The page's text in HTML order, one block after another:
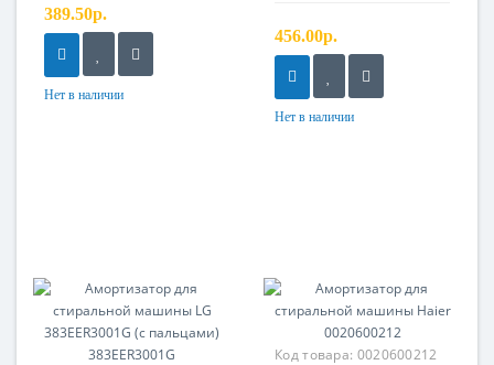
389.50р.
Нет в наличии
456.00р.
Нет в наличии
Код товара: 0020600212